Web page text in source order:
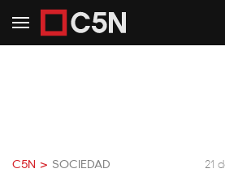
C5N > SOCIEDAD 21